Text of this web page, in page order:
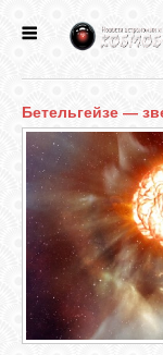
НОВОСТИ
ФОРУМ
СТАТЬИ
ФАЙЛЫ
Бетельгейзе —